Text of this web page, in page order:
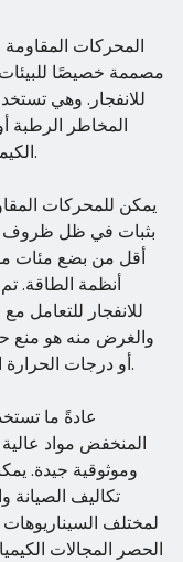
المحركات
مصممة خصيصًا
للانفجار. وهي
المخاطر الرطبة
الكيماوية ومنصات التنقيب عن النفط والمناجم.
يمكن للمحركات
بثبات في ظل ظروف
أقل من بضع مئات
أنظمة الطاقة.
للانفجار للتعامل
والغرض منه هو منع
أو درجات الحرارة المرتفعة وضمان السلامة في مكان العمل.
عادةً ما
المنخفض مواد
وموثوقية جيدة.
تكاليف الصيانة
لمختلف
الحصر المجالات